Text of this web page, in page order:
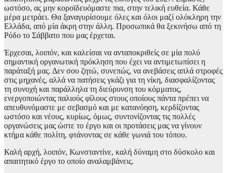
ωστόσο, ας μην κοροϊδευόμαστε πια, στην τελική ευθεία. Κάθε
μέρα μετράει. Θα ξαναγυρίσουμε όλες και όλοι μαζί ολόκληρη την
Ελλάδα, από μία άκρη στην άλλη. Προσωπικά θα ξεκινήσω από τη
Ρόδο το Σάββατο που μας έρχεται.
Έρχεσαι, λοιπόν, και καλείσαι να ανταποκριθείς σε μία πολύ
σημαντική οργανωτική πρόκληση που έχει να αντιμετωπίσει η
παράταξή μας. Δεν σου ζητώ, συνεπώς, να ανεβάσεις απλά στροφές
στις μηχανές, αλλά να πατήσεις γκάζι για τη νίκη, διασφαλίζοντας
τη συνοχή και παράλληλα τη διεύρυνση του κόμματος,
ενεργοποιώντας παλιούς φίλους στους οποίους πάντα πρέπει να
απευθυνόμαστε με σεβασμό και με κατανόηση, κερδίζοντας
ωστόσο και νέους, κυρίως, όμως, συντονίζοντας τις πολλές
οργανώσεις μας ώστε το έργο και οι προτάσεις μας να γίνουν
κτήμα κάθε πολίτη, φτάνοντας σε κάθε γωνιά του τόπου.
Καλή αρχή, λοιπόν, Κωνσταντίνε, καλή δύναμη στο δύσκολο και
απαιτητικό έργο το οποίο αναλαμβάνεις.